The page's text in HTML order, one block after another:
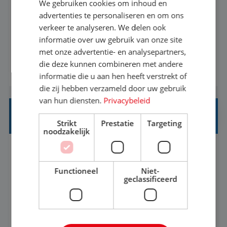
Met jouw ervaring in de reisbranche of
achtergrond in toerisme ben je klaar voor de
volgende stap. Vanaf je stoel reis je de hele
wereld over en speel je moeiteloos in op de
wensen van je team, je klant en wat er in de
reiswereld gebeurt. Met je enthousiasme weet je
klanten te overtuigen om die droomreis te
boeken! ...
BEKIJK VACATURE
REISADVISEUR ALLROUND
Aalsmeer, Noord-Holland, Nederland
33-36 uur
MBO
Een vakantie plannen is het leukste dat er is. Of
het nu voor jezelf is, of voor een ander: jij vindt
We gebruiken cookies om inhoud en
advertenties te personaliseren en om ons
verkeer te analyseren. We delen ook
informatie over uw gebruik van onze site
met onze advertentie- en analysepartners,
die deze kunnen combineren met andere
informatie die u aan hen heeft verstrekt of
die zij hebben verzameld door uw gebruik
van hun diensten. Privacybeleid
Strikt
noodzakelijk
Prestatie Targeting
Functioneel
Niet-
geclassificeerd